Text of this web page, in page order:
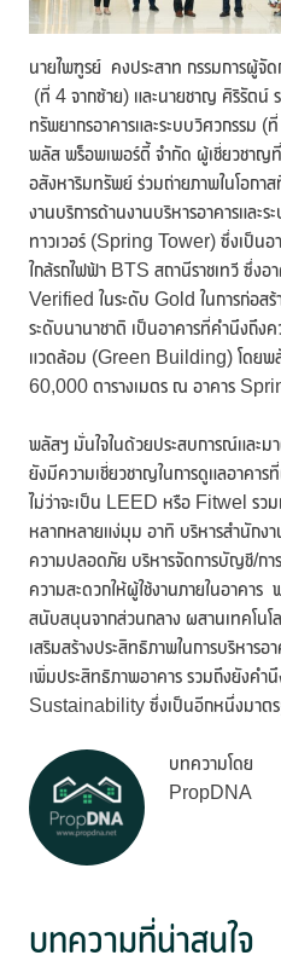
นายไพฑูรย์ คงประสาท กรรมการผู้จั
(ที่ 4 จากซ้าย) และนายชาญ ศิริรัตน์
ทรัพยากรอาคารและระบบวิศวกรรม
พลัส พร็อพเพอร์ตี้ จำกัด ผู้เชี่ยวชาญ
อสังหาริมทรัพย์ ร่วมถ่ายภาพในโอกาส
งานบริการด้านงานบริหารอาคารและร
ทาวเวอร์ (Spring Tower) ซึ่งเป็นอ
ใกล้รถไฟฟ้า BTS สถานีราชเทวี ซึ่งอ
Verified ในระดับ Gold ในการก่อสร้
ระดับนานาชาติ เป็นอาคารที่คำนึงถึง
แวดล้อม (Green Building) โดยพ
60,000 ตารางเมตร ณ อาคาร
พลัสฯ มั่นใจในด้วยประสบการณ์และม
ยังมีความเชี่ยวชาญในการดูแลอาคาร
ไม่ว่าจะเป็น LEED หรือ Fitwel รวม
หลากหลายแง่มุม อาทิ บริหารสำนักง
ความปลอดภัย บริหารจัดการบัญชี/กา
ความสะดวกให้ผู้ใช้งานภายในอาคา
สนับสนุนจากส่วนกลาง ผสานเทคโน
เสริมสร้างประสิทธิภาพในการบริหาร
เพิ่มประสิทธิภาพอาคาร รวมถึงยังค
Sustainability ซึ่งเป็นอีกหนึ่งมาตร
บทความโดย
PropDNA
บทความที่น่าสนใจ